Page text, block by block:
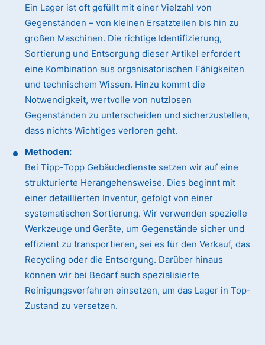
Ein Lager ist oft gefüllt mit einer Vielzahl von
Gegenständen – von kleinen Ersatzteilen bis hin zu
großen Maschinen. Die richtige Identifizierung,
Sortierung und Entsorgung dieser Artikel erfordert
eine Kombination aus organisatorischen Fähigkeiten
und technischem Wissen. Hinzu kommt die
Notwendigkeit, wertvolle von nutzlosen
Gegenständen zu unterscheiden und sicherzustellen,
dass nichts Wichtiges verloren geht.
Methoden:
Bei Tipp-Topp Gebäudedienste setzen wir auf eine
strukturierte Herangehensweise. Dies beginnt mit
einer detaillierten Inventur, gefolgt von einer
systematischen Sortierung. Wir verwenden spezielle
Werkzeuge und Geräte, um Gegenstände sicher und
effizient zu transportieren, sei es für den Verkauf, das
Recycling oder die Entsorgung. Darüber hinaus
können wir bei Bedarf auch spezialisierte
Reinigungsverfahren einsetzen, um das Lager in Top-
Zustand zu versetzen.